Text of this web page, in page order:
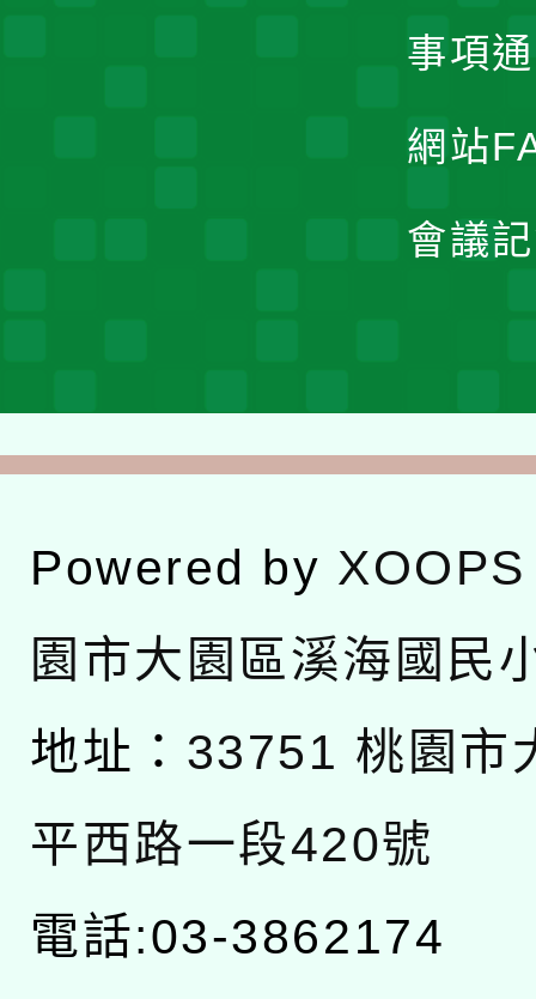
事項
網站
會議
Powered by XOOPS
園市大園區溪海國民
地址： 33751 桃園市
平西路一段420號
電話:03-3862174